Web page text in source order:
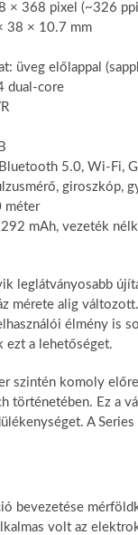
× 368 pixel (~326
38 × 10.7 mm
üveg előlappal
dual-core
5.0, Wi-Fi,
giroszkóp,
méter
mAh, vezeték
leglátványosabb
mérete alig
élmény is
ezt a lehetőséget.
szintén komoly
történetében. Ez a
A
bevezetése
volt az